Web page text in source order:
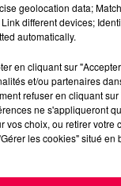
faut avoir une
geolocation data;
different devices;
automatically.
en cliquant sur
et/ou partenaires
refuser en cliquant
ne s'appliqueront
vos choix, ou retirer votre
les cookies" situé en